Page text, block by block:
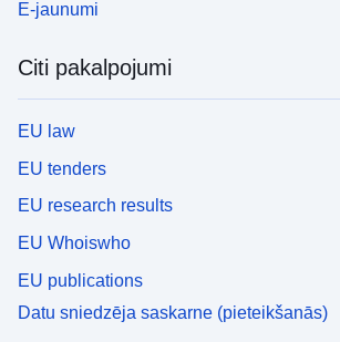
E-jaunumi
Citi pakalpojumi
EU law
EU tenders
EU research results
EU Whoiswho
EU publications
Datu sniedzēja saskarne (pieteikšanās)